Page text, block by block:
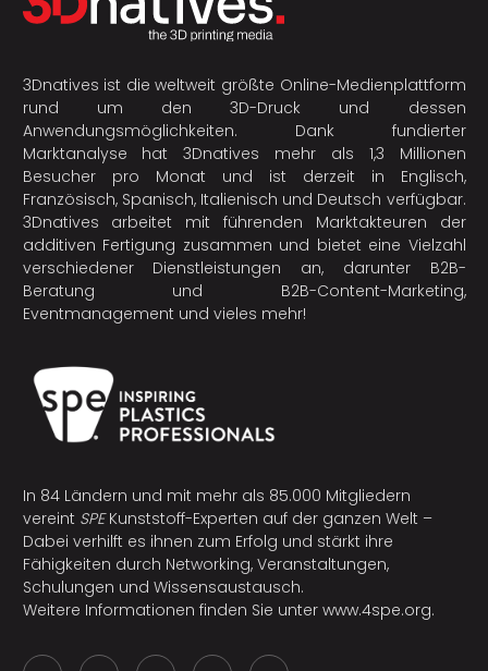
3Dnatives ist die weltweit größte Online-Medienplattform
rund um den 3D-Druck und dessen
Anwendungsmöglichkeiten. Dank fundierter
Marktanalyse hat 3Dnatives mehr als 1,3 Millionen
Besucher pro Monat und ist derzeit in Englisch,
Französisch, Spanisch, Italienisch und Deutsch verfügbar.
3Dnatives arbeitet mit führenden Marktakteuren der
additiven Fertigung zusammen und bietet eine Vielzahl
verschiedener Dienstleistungen an, darunter B2B-
Beratung und B2B-Content-Marketing,
Eventmanagement und vieles mehr!
In 84 Ländern und mit mehr als 85.000 Mitgliedern
vereint SPEKunststoff-Experten auf der ganzen Welt –
Dabei verhilft es ihnen zum Erfolg und stärkt ihre
Fähigkeiten durch Networking, Veranstaltungen,
Schulungen und Wissensaustausch.
Weitere Informationen finden Sie unter www.4spe.org.